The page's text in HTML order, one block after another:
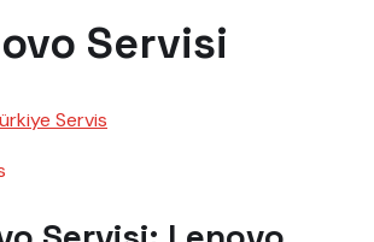
Servisi
Servis